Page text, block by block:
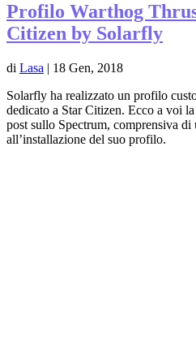
Profilo Warthog
Citizen by Solarfly
di Lasa | 18 Gen, 2018
Solarfly ha realizzato un profilo
dedicato a Star Citizen. Ecco a voi
post sullo Spectrum, comprensiva di
all’installazione del suo profilo.